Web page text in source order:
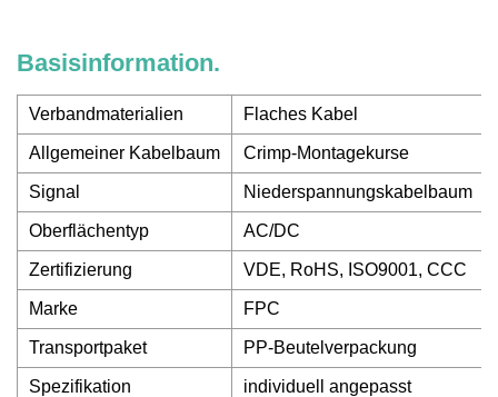
Basisinformation.
Verbandmaterialien Flaches Kabel
Allgemeiner Kabelbaum Crimp-Montagekurse
Signal Niederspannungskabelbaum
Oberflächentyp AC/DC
Zertifizierung VDE, RoHS, ISO9001, CCC
Marke FPC
Transportpaket PP-Beutelverpackung
Spezifikation individuell angepasst